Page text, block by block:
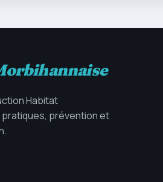
Habitat
prévention et